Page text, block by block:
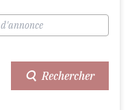
Rechercher